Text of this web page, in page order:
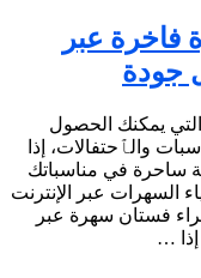
عبر
جودة
يمكنك الحصول
والٱحتفالات، إذا
ساحرة في مناسباتك
السهرات عبر الإنترنت
فستان سهرة عبر
…